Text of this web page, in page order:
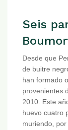
Seis
Desde que
de buitre
han formado
provenientes
2010. Este
huevo cuatro
muriendo,